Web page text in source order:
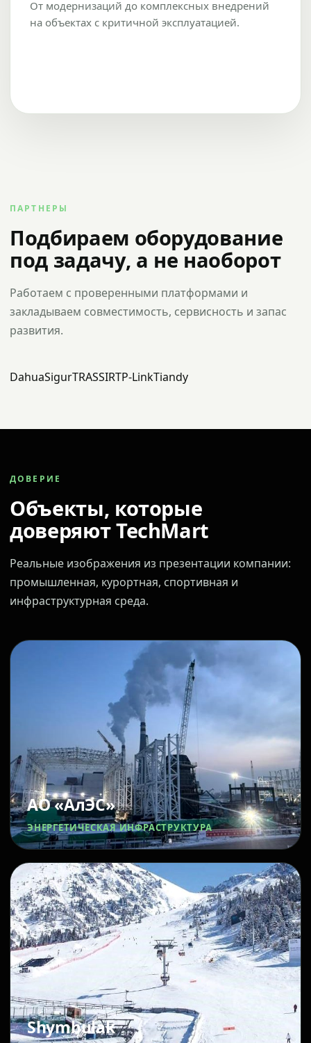
От модернизаций до комплексных внедрений
на объектах с критичной эксплуатацией.
ПАРТНЕРЫ
Подбираем оборудование
под задачу, а не наоборот
Работаем с проверенными платформами и
закладываем совместимость, сервисность и запас
развития.
DahuaSigurTRASSIRTP-LinkTiandy
ДОВЕРИЕ
Объекты, которые
доверяют TechMart
Реальные изображения из презентации компании:
промышленная, курортная, спортивная и
инфраструктурная среда.
АО «АлЭС»
ЭНЕРГЕТИЧЕСКАЯ ИНФРАСТРУКТУРА
Shymbulak